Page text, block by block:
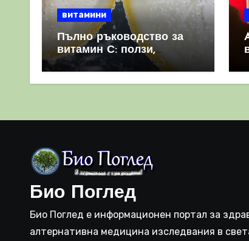
витамини
Пълно ръководство за
витамин С: ползи,
източници и защо е
важен за имунната
Био Поглед
Био Поглед е информационен портал за
алтернативна медицина изследвания в